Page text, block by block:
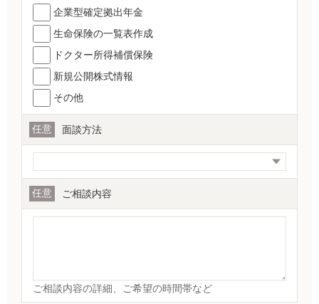
企業型確定拠出年金
生命保険の一覧表作成
ドクター所得補償保険
新規公開株式情報
その他
面談方法
任意
ご相談内容
任意
ご相談内容の詳細、ご希望の時間帯など